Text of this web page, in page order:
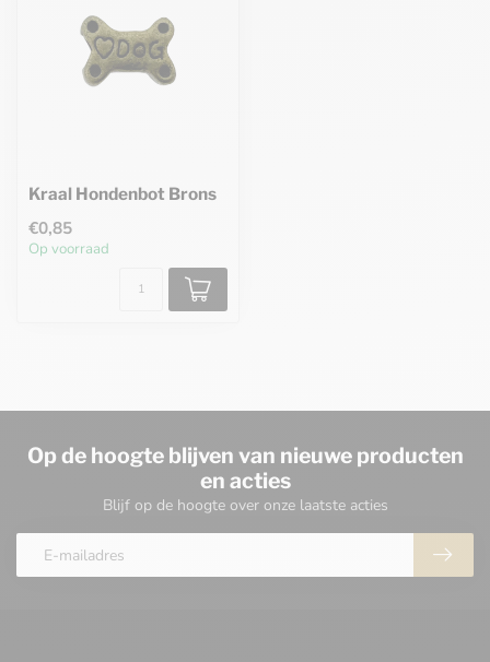
Kraal Hondenbot Brons
€0,85
Op voorraad
Op de hoogte blijven van nieuwe producten
en acties
Blijf op de hoogte over onze laatste acties